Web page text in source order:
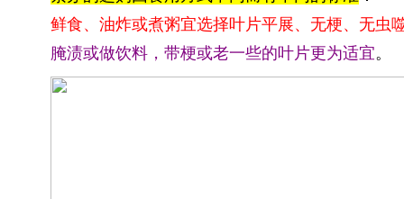
鲜食、油炸或煮粥宜选择叶片平展、无梗、无虫
腌渍或做饮料，带梗或老一些的叶片更为适宜。